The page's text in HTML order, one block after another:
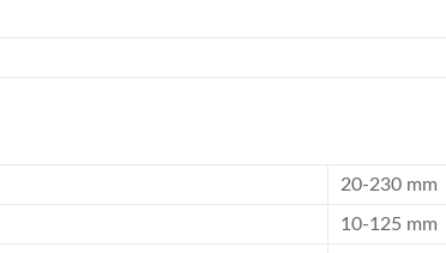
20-230 mm
10-125 mm